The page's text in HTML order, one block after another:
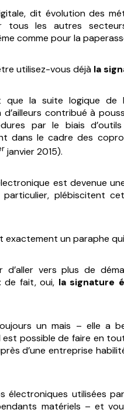
dit évolution des
tous les autres
comme pour la
utilisez-vous déjà la
que la suite logique de
d’ailleurs contribué à
par le biais
dans le cadre des
janvier 2015).
est devenue
particulier, plébiscitent
exactement un paraphe
vers plus de
: de fait, oui, la signature
un mais – elle a
est possible de faire en
d’une entreprise
électroniques utilisées
matériels – et